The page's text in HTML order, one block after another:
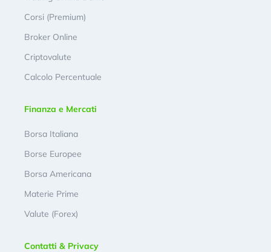
Corsi (Premium)
Broker Online
Criptovalute
Calcolo Percentuale
Finanza e Mercati
Borsa Italiana
Borse Europee
Borsa Americana
Materie Prime
Valute (Forex)
Contatti & Privacy